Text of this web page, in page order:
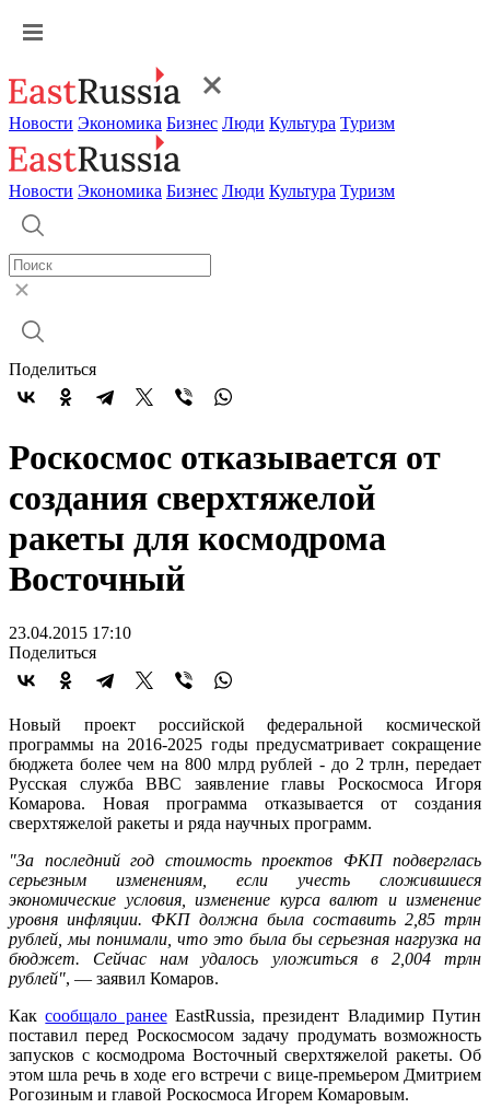
Новости Экономика Бизнес Люди Культура Туризм
Новости Экономика Бизнес Люди Культура Туризм
Поделиться
Роскосмос отказывается от
создания сверхтяжелой
ракеты для космодрома
Восточный
23.04.2015 17:10
Поделиться
Новый проект российской федеральной космической
программы на 2016-2025 годы предусматривает сокращение
бюджета более чем на 800 млрд рублей - до 2 трлн, передает
Русская служба ВВС заявление главы Роскосмоса Игоря
Комарова. Новая программа отказывается от создания
сверхтяжелой ракеты и ряда научных программ.
"За последний год стоимость проектов ФКП подверглась
серьезным изменениям, если учесть сложившиеся
экономические условия, изменение курса валют и изменение
уровня инфляции. ФКП должна была составить 2,85 трлн
рублей, мы понимали, что это была бы серьезная нагрузка на
бюджет. Сейчас нам удалось уложиться в 2,004 трлн
рублей", — заявил Комаров.
Каксообщало ранееEastRussia, президент Владимир Путин
поставил перед Роскосмосом задачу продумать возможность
запусков с космодрома Восточный сверхтяжелой ракеты. Об
этом шла речь в ходе его встречи с вице-премьером Дмитрием
Рогозиным и главой Роскосмоса Игорем Комаровым.